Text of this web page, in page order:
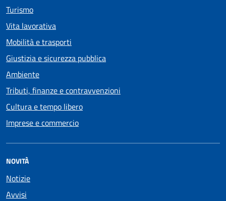
Turismo
Vita lavorativa
Mobilità e trasporti
Giustizia e sicurezza pubblica
Ambiente
Tributi, finanze e contravvenzioni
Cultura e tempo libero
Imprese e commercio
NOVITÀ
Notizie
Avvisi